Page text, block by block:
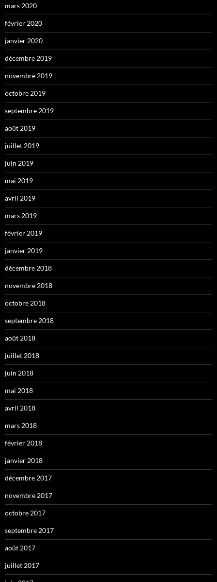
mars 2020
février 2020
janvier 2020
décembre 2019
novembre 2019
octobre 2019
septembre 2019
août 2019
juillet 2019
juin 2019
mai 2019
avril 2019
mars 2019
février 2019
janvier 2019
décembre 2018
novembre 2018
octobre 2018
septembre 2018
août 2018
juillet 2018
juin 2018
mai 2018
avril 2018
mars 2018
février 2018
janvier 2018
décembre 2017
novembre 2017
octobre 2017
septembre 2017
août 2017
juillet 2017